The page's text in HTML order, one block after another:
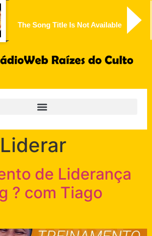
The Song Title Is Not Available
de Liderança
? com Tiago